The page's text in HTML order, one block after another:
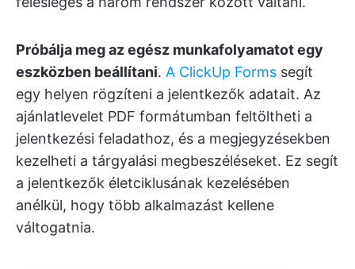
Próbálja meg az egész munkafolyamatot egy
eszközben beállítani. A ClickUp Forms segít
egy helyen rögzíteni a jelentkezők adatait. Az
ajánlatlevelet PDF formátumban feltöltheti a
jelentkezési feladathoz, és a megjegyzésekben
kezelheti a tárgyalási megbeszéléseket. Ez segít
a jelentkezők életciklusának kezelésében
anélkül, hogy több alkalmazást kellene
váltogatnia.